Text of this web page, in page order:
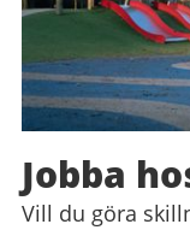
Jobba
Vill du göra